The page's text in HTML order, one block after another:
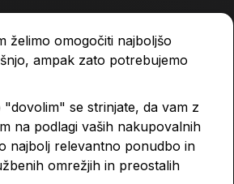
želimo omogočiti najboljšo
ampak zato potrebujemo
se strinjate, da vam z
na podlagi vaših nakupovalnih
najbolj relevantno ponudbo in
omrežjih in preostalih